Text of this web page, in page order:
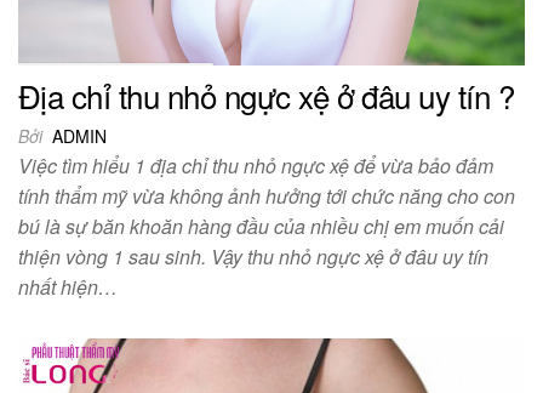
Địa chỉ thu nhỏ ngực xệ ở đâu uy tín ?
Bởi ADMIN
Việc tìm hiểu 1 địa chỉ thu nhỏ ngực xệ để vừa bảo đảm
tính thẩm mỹ vừa không ảnh hưởng tới chức năng cho con
bú là sự băn khoăn hàng đầu của nhiều chị em muốn cải
thiện vòng 1 sau sinh. Vậy thu nhỏ ngực xệ ở đâu uy tín
nhất hiện…